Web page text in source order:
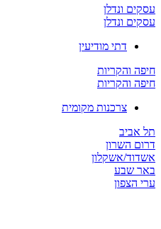
ונדלן
ונדלן
דתי מודיעין
צרכנות מקומית
אשקלון